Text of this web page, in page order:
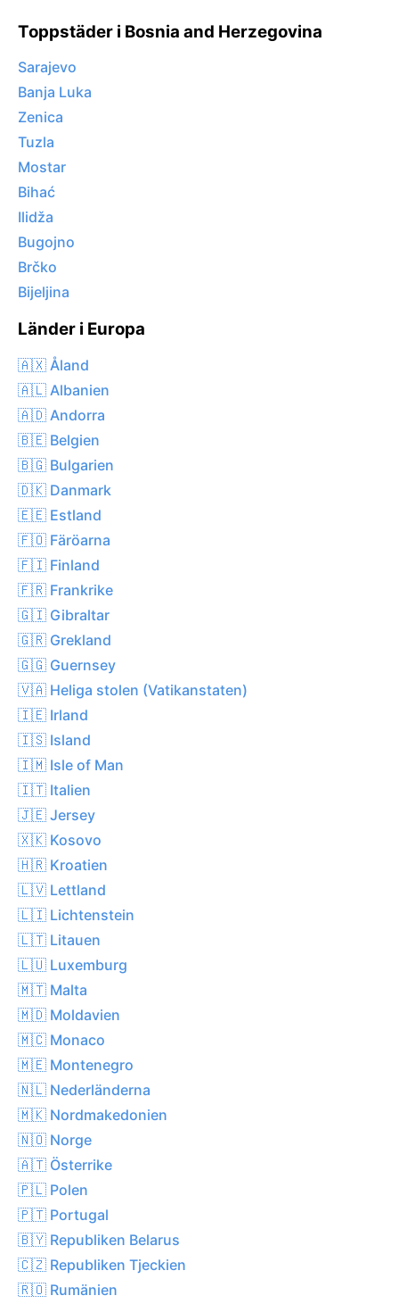
Toppstäder i Bosnia and Herzegovina
Sarajevo
Banja Luka
Zenica
Tuzla
Mostar
Bihać
Ilidža
Bugojno
Brčko
Bijeljina
Länder i Europa
🇦🇽 Åland
🇦🇱 Albanien
🇦🇩 Andorra
🇧🇪 Belgien
🇧🇬 Bulgarien
🇩🇰 Danmark
🇪🇪 Estland
🇫🇴 Färöarna
🇫🇮 Finland
🇫🇷 Frankrike
🇬🇮 Gibraltar
🇬🇷 Grekland
🇬🇬 Guernsey
🇻🇦 Heliga stolen (Vatikanstaten)
🇮🇪 Irland
🇮🇸 Island
🇮🇲 Isle of Man
🇮🇹 Italien
🇯🇪 Jersey
🇽🇰 Kosovo
🇭🇷 Kroatien
🇱🇻 Lettland
🇱🇮 Lichtenstein
🇱🇹 Litauen
🇱🇺 Luxemburg
🇲🇹 Malta
🇲🇩 Moldavien
🇲🇨 Monaco
🇲🇪 Montenegro
🇳🇱 Nederländerna
🇲🇰 Nordmakedonien
🇳🇴 Norge
🇦🇹 Österrike
🇵🇱 Polen
🇵🇹 Portugal
🇧🇾 Republiken Belarus
🇨🇿 Republiken Tjeckien
🇷🇴 Rumänien